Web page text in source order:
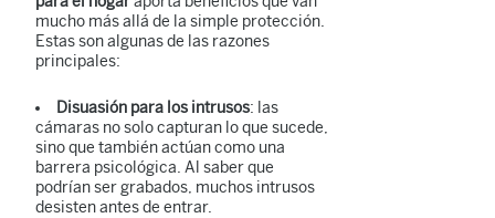
mucho más allá de la simple protección.
Estas son algunas de las razones
principales:
Disuasión para los intrusos: las
cámaras no solo capturan lo que sucede,
sino que también actúan como una
barrera psicológica. Al saber que
podrían ser grabados, muchos intrusos
desisten antes de entrar.